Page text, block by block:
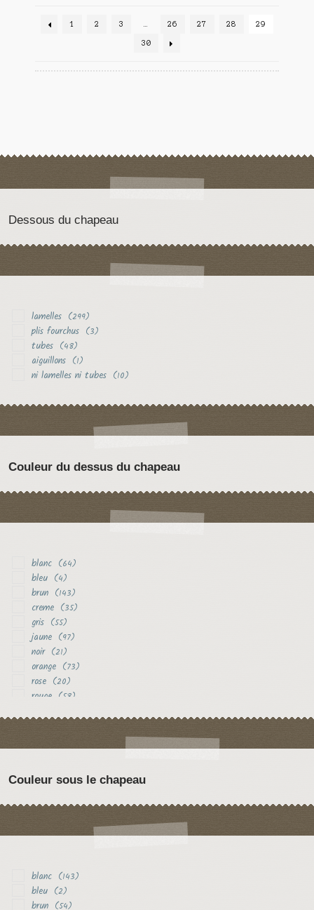
1 2 3 26 27 28 29
30
Dessous du chapeau
lamelles (299)
plis fourchus (3)
tubes (48)
aiguillons (1)
ni lamelles ni tubes (10)
Couleur du dessus du chapeau
blanc (64)
bleu (4)
brun (143)
creme (35)
gris (55)
jaune (97)
noir (21)
orange (73)
rose (20)
rouge (58)
Couleur sous le chapeau
blanc (143)
bleu (2)
brun (54)